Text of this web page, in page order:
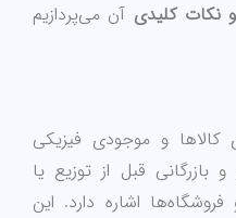
و نکات کلیدی آن می‌پردازیم
کالاها و موجودی فیزیکی
قبل از توزیع یا
اشاره دارد. این